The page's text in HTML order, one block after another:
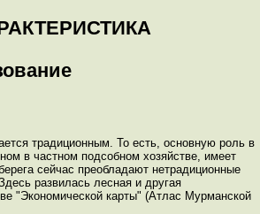
традиционным. То есть, основную роль в
в частном подсобном хозяйстве, имеет
сейчас преобладают нетрадиционные
развилась лесная и другая
"Экономической карты" (Атлас Мурманской